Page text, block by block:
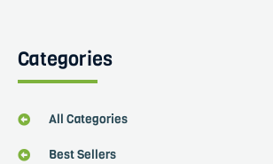
Categories
All Categories
Best Sellers